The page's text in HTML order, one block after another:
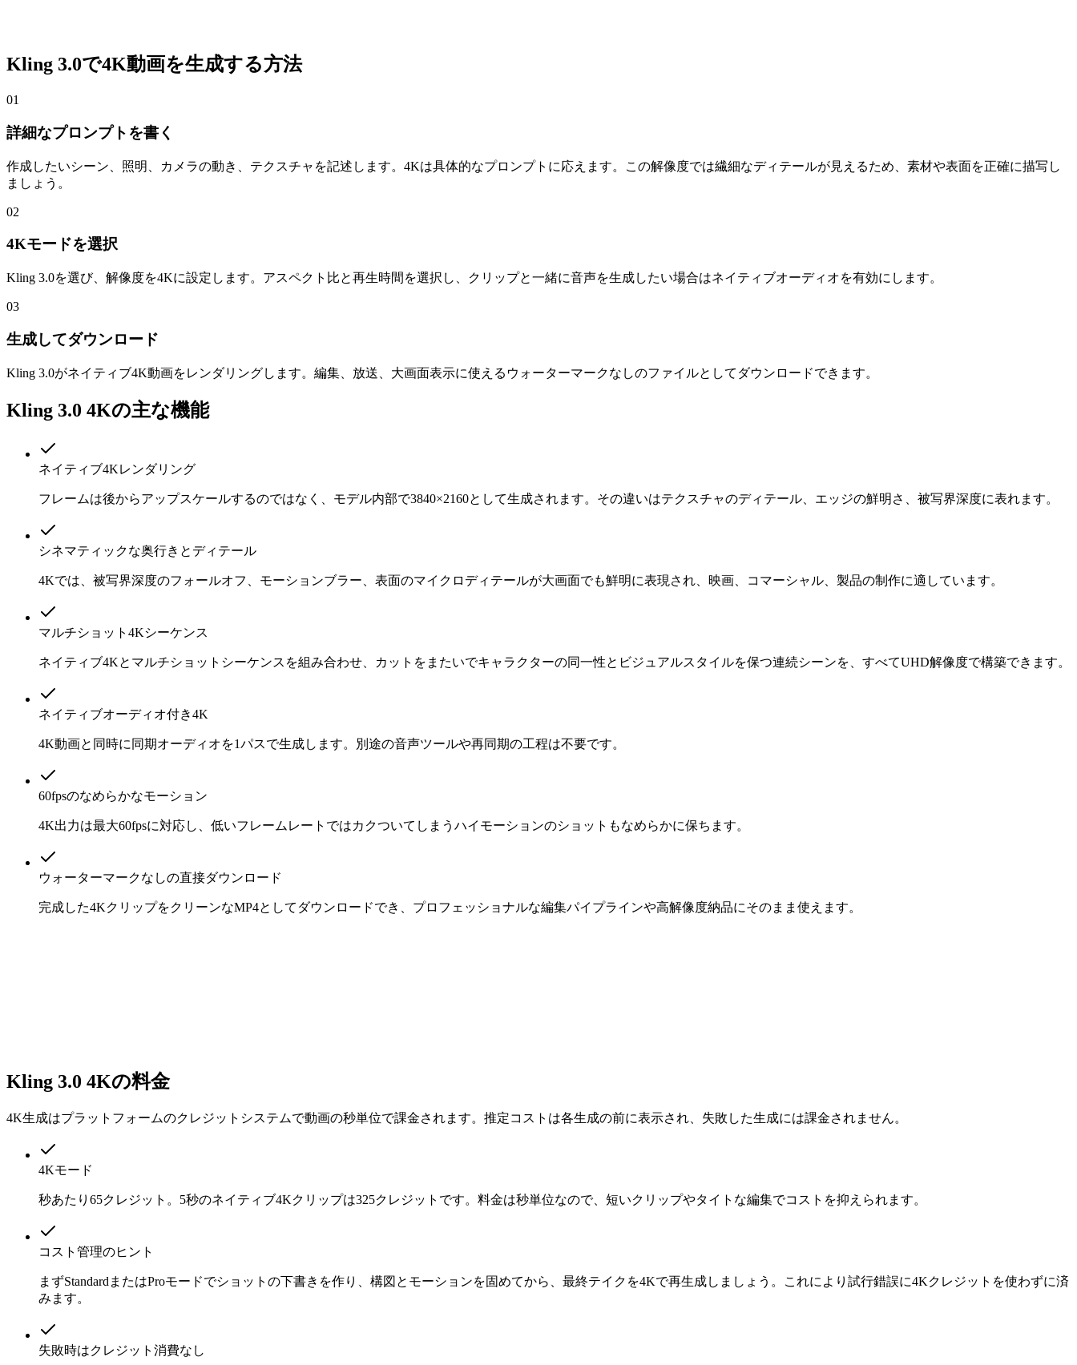
Kling 3.0で4K動画を生成する方法
01
詳細なプロンプトを書く
作成したいシーン、照明、カメラの動き、テクスチャを記述します。4Kは具体的なプロンプトに応えます。この解像度では繊細なディテールが見えるため、素材や表面を正確に描写し
ましょう。
02
4Kモードを選択
Kling 3.0を選び、解像度を4Kに設定します。アスペクト比と再生時間を選択し、クリップと一緒に音声を生成したい場合はネイティブオーディオを有効にします。
03
生成してダウンロード
Kling 3.0がネイティブ4K動画をレンダリングします。編集、放送、大画面表示に使えるウォーターマークなしのファイルとしてダウンロードできます。
Kling 3.0 4Kの主な機能
ネイティブ4Kレンダリング
フレームは後からアップスケールするのではなく、モデル内部で3840×2160として生成されます。その違いはテクスチャのディテール、エッジの鮮明さ、被写界深度に表れます。
シネマティックな奥行きとディテール
4Kでは、被写界深度のフォールオフ、モーションブラー、表面のマイクロディテールが大画面でも鮮明に表現され、映画、コマーシャル、製品の制作に適しています。
マルチショット4Kシーケンス
ネイティブ4Kとマルチショットシーケンスを組み合わせ、カットをまたいでキャラクターの同一性とビジュアルスタイルを保つ連続シーンを、すべてUHD解像度で構築できます。
ネイティブオーディオ付き4K
4K動画と同時に同期オーディオを1パスで生成します。別途の音声ツールや再同期の工程は不要です。
60fpsのなめらかなモーション
4K出力は最大60fpsに対応し、低いフレームレートではカクついてしまうハイモーションのショットもなめらかに保ちます。
ウォーターマークなしの直接ダウンロード
完成した4KクリップをクリーンなMP4としてダウンロードでき、プロフェッショナルな編集パイプラインや高解像度納品にそのまま使えます。
Kling 3.0 4Kの料金
4K生成はプラットフォームのクレジットシステムで動画の秒単位で課金されます。推定コストは各生成の前に表示され、失敗した生成には課金されません。
4Kモード
秒あたり65クレジット。5秒のネイティブ4Kクリップは325クレジットです。料金は秒単位なので、短いクリップやタイトな編集でコストを抑えられます。
コスト管理のヒント
まずStandardまたはProモードでショットの下書きを作り、構図とモーションを固めてから、最終テイクを4Kで再生成しましょう。これにより試行錯誤に4Kクレジットを使わずに済
みます。
失敗時はクレジット消費なし